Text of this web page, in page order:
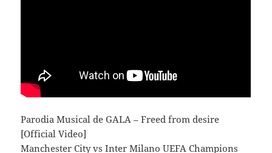
Parodia Musical de GALA – Freed from desire
[Official Video]
Manchester City vs Inter Milano UEFA Champions